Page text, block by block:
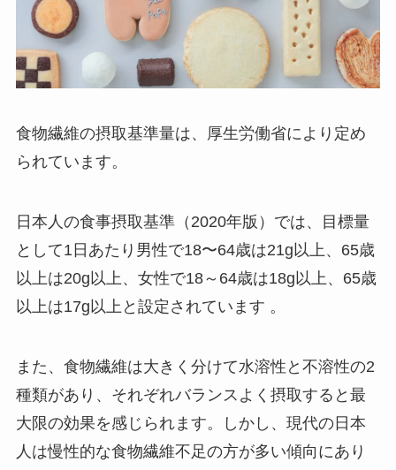
食物繊維の摂取基準量は、厚生労働省により定め
られています。
日本人の食事摂取基準（2020年版）では、目標量
として1日あたり男性で18〜64歳は21g以上、65歳
以上は20g以上、女性で18～64歳は18g以上、65歳
以上は17g以上と設定されています 。
また、食物繊維は大きく分けて水溶性と不溶性の2
種類があり、それぞれバランスよく摂取すると最
大限の効果を感じられます。しかし、現代の日本
人は慢性的な食物繊維不足の方が多い傾向にあり